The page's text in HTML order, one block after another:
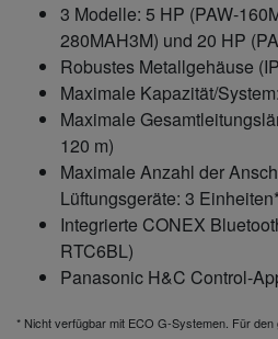
3 Modelle: 5 HP (PAW-
280MAH3M) und 20 HP
Robustes Metallgehäuse
Maximale Kapazität/
Maximale
120 m)
Maximale Anzahl der
Lüftungsgeräte: 3 Einheiten*
Integrierte CONEX
RTC6BL)
Panasonic H&C Control-
* Nicht verfügbar mit ECO G-Systemen. Für den